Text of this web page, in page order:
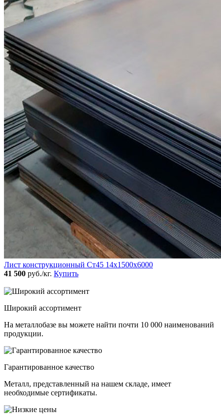
Лист конструкционный Ст45 14х1500х6000
41 500 руб./кг. Купить
Широкий ассортимент
На металлобазе вы можете найти почти 10 000 наименований
продукции.
Гарантированное качество
Металл, представленный на нашем складе, имеет
необходимые сертификаты.